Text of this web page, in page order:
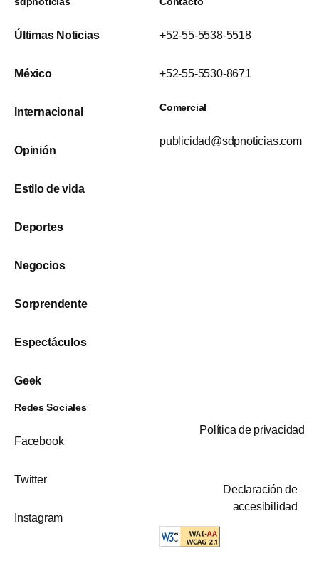
Últimas Noticias
México
Internacional
Opinión
Estilo de vida
Deportes
Negocios
Sorprendente
Espectáculos
Geek
+52-55-5538-5518
+52-55-5530-8671
Comercial
publicidad@sdpnoticias.com
Redes Sociales
Facebook
Twitter
Instagram
Política de privacidad
Declaración de
accesibilidad